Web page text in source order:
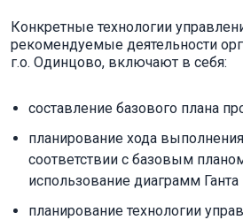
Конкретные технологии
рекомендуемые деятельности
г.о. Одинцово, включают в себя:
составление базового плана
планирование хода
соответствии с базовым
использование диаграмм Ганта
планирование технологии